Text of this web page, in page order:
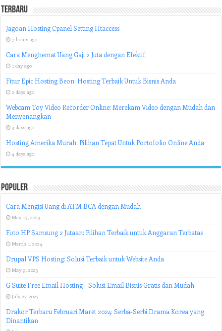
Terbaru
Jagoan Hosting Cpanel Setting Htaccess
7 hours ago
Cara Menghemat Uang Gaji 2 Juta dengan Efektif
1 day ago
Fitur Epic Hosting Beon: Hosting Terbaik Untuk Bisnis Anda
2 days ago
Webcam Toy Video Recorder Online: Merekam Video dengan Mudah dan
Menyenangkan
3 days ago
Hosting Amerika Murah: Pilihan Tepat Untuk Portofolio Online Anda
4 days ago
Populer
Cara Mengisi Uang di ATM BCA dengan Mudah
May 19, 2023
Foto HP Samsung 2 Jutaan: Pilihan Terbaik untuk Anggaran Terbatas
March 1, 2024
Drupal VPS Hosting: Solusi Terbaik untuk Website Anda
May 9, 2023
G Suite Free Email Hosting – Solusi Email Bisnis Gratis dan Mudah
July 27, 2023
Drakor Terbaru Februari Maret 2024: Serba-Serbi Drama Korea yang
Dinantikan